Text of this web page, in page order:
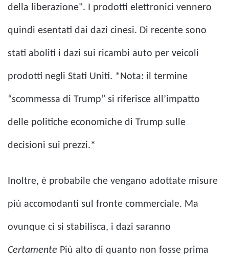
della liberazione". I prodotti elettronici vennero
quindi esentati dai dazi cinesi. Di recente sono
stati aboliti i dazi sui ricambi auto per veicoli
prodotti negli Stati Uniti. *Nota: il termine
“scommessa di Trump” si riferisce all’impatto
delle politiche economiche di Trump sulle
decisioni sui prezzi.*
Inoltre, è probabile che vengano adottate misure
più accomodanti sul fronte commerciale. Ma
ovunque ci si stabilisca, i dazi saranno
Certamente Più alto di quanto non fosse prima